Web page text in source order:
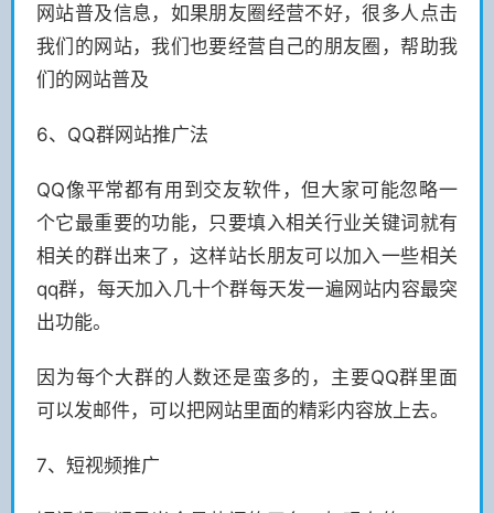
网站普及信息，如果朋友圈经营不好，很多人点击
我们的网站，我们也要经营自己的朋友圈，帮助我
们的网站普及
6、QQ群网站推广法
QQ像平常都有用到交友软件，但大家可能忽略一
个它最重要的功能，只要填入相关行业关键词就有
相关的群出来了，这样站长朋友可以加入一些相关
qq群，每天加入几十个群每天发一遍网站内容最突
出功能。
因为每个大群的人数还是蛮多的，主要QQ群里面
可以发邮件，可以把网站里面的精彩内容放上去。
7、短视频推广